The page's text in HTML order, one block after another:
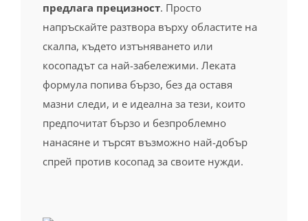
предлага прецизност. Просто
напръскайте разтвора върху областите на
скалпа, където изтъняването или
косопадът са най-забележими. Леката
формула попива бързо, без да оставя
мазни следи, и е идеална за тези, които
предпочитат бързо и безпроблемно
нанасяне и търсят възможно най-добър
спрей против косопад за своите нужди.